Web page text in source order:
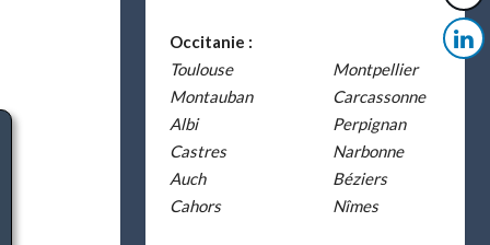
Occitanie :
Toulouse
Montauban
Albi
Castres
Auch
Cahors
Montpellier
Carcassonne
Perpignan
Narbonne
Béziers
Nîmes